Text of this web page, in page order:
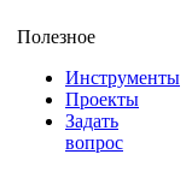
Полезное
Инструменты
Проекты
Задать
вопрос